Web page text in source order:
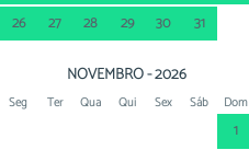
26
27 28 29 30 31
NOVEMBRO - 2026
Seg Ter Qua Qui Sex Sáb Dom
1